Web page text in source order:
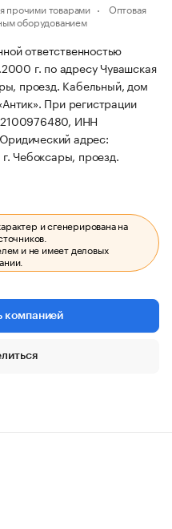
прочими товарами
Оптовая
оборудованием
ответственностью
г. по адресу Чувашская
проезд. Кабельный, дом
При регистрации
ИНН
адрес:
Чебоксары, проезд.
и сгенерирована на
и не имеет деловых
компанией